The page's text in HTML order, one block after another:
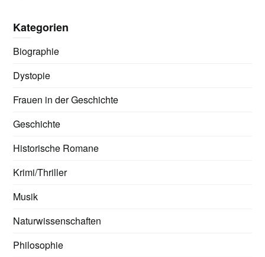
Kategorien
Biographie
Dystopie
Frauen in der Geschichte
Geschichte
Historische Romane
Krimi/Thriller
Musik
Naturwissenschaften
Philosophie